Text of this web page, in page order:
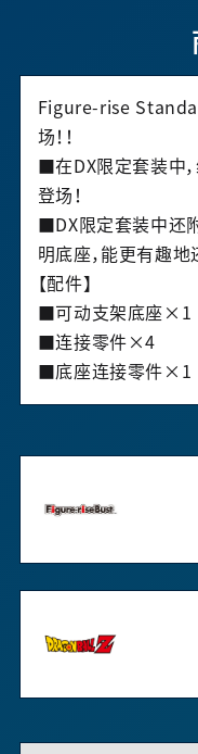
Figure-rise
场！！
■在DX限定套装中
登场！
■DX限定套装中还
明底座，能更有趣地
【配件】
■可动支架底座×1
■连接零件×4
■底座连接零件×1